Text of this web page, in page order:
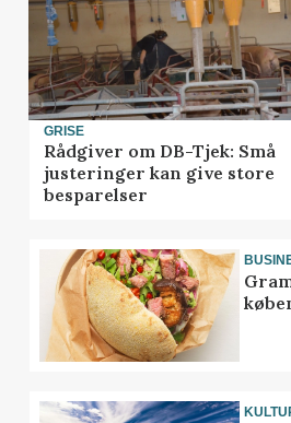
GRISE
Rådgiver om DB-Tjek: Små
justeringer kan give store
besparelser